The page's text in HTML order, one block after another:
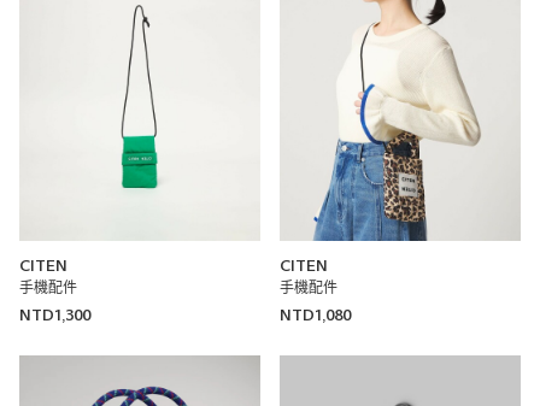
CITEN
手機配件
NTD1,300
CITEN
手機配件
NTD1,080